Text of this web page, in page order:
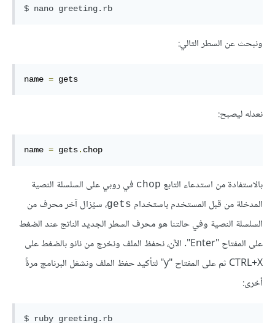
ونبحث عن السطر التالي:
name = gets
نعدله ليصبح:
name = gets. chop
بالاستفادة من استدعاء التابع chop في روبي على السلسلة النصية
المدخلة من قبل المستخدم باستخدام gets، سيُزال آخر محرف من
السلسلة النصية وفي حالتنا هو محرف السطر الجديد الناتج عند الضغط
على المفتاح "Enter". الآن، نحفظ الملف ونخرج من نانو بالضغط على
CTRL+X ثم على المفتاح "y" لتأكيد حفظ الملف ونشغل البرنامج مرةً
أخرى: